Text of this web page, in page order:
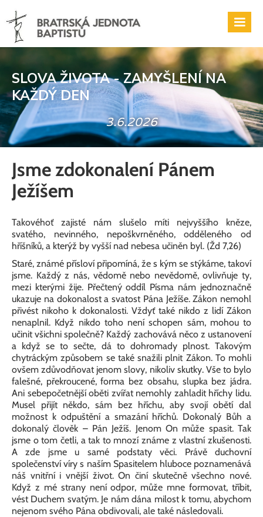
SLOVA ŽIVOTA - ZAMYŠLENÍ NA
KAŽDÝ DEN
3.6.2026
Jsme zdokonalení Pánem
Ježíšem
Takovéhoť zajisté nám slušelo míti nejvyššího kněze,
svatého, nevinného, nepoškvrněného, odděleného od
hříšníků, a kterýž by vyšší nad nebesa učiněn byl. (Žd 7,26)
Staré, známé přísloví připomíná, že s kým se stýkáme, takoví
jsme. Každý z nás, vědomě nebo nevědomě, ovlivňuje ty,
mezi kterými žije. Přečtený oddíl Písma nám jednoznačně
ukazuje na dokonalost a svatost Pána Ježíše. Zákon nemohl
přivést nikoho k dokonalosti. Vždyť také nikdo z lidí Zákon
nenaplnil. Když nikdo toho není schopen sám, mohou to
učinit všichni společně? Každý zachovává něco z ustanovení
a když se to sečte, dá to dohromady plnost. Takovým
chytráckým způsobem se také snažili plnit Zákon. To mohli
ovšem zdůvodňovat jenom slovy, nikoliv skutky. Vše to bylo
falešné, překroucené, forma bez obsahu, slupka bez jádra.
Ani sebepočetnější oběti zvířat nemohly zahladit hříchy lidu.
Musel přijít někdo, sám bez hříchu, aby svojí obětí dal
možnost k odpuštění a smazání hříchů. Dokonalý Bůh a
dokonalý člověk – Pán Ježíš. Jenom On může spasit. Tak
jsme o tom četli, a tak to mnozí známe z vlastní zkušenosti.
A zde jsme u samé podstaty věci. Právě duchovní
společenství víry s naším Spasitelem hluboce poznamenává
náš vnitřní i vnější život. On činí skutečně všechno nové.
Když z mé strany není odpor, může mne formovat, tříbit,
vést Duchem svatým. Je nám dána milost k tomu, abychom
nejenom svého Pána obdivovali, ale také následovali.